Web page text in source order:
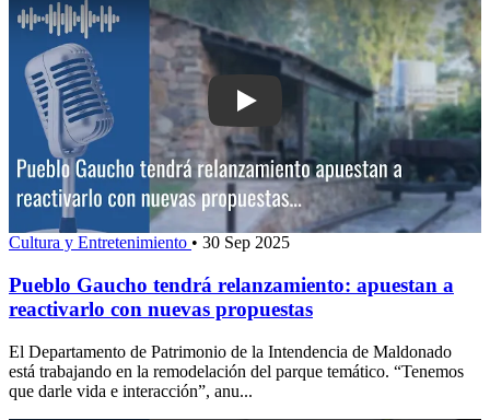
Play: Pueblo Gaucho tendrá
Cultura y Entretenimiento • 30 Sep 2025
Pueblo Gaucho tendrá relanzamiento: apuestan a
reactivarlo con nuevas propuestas
El Departamento de Patrimonio de la Intendencia de Maldonado
está trabajando en la remodelación del parque temático. “Tenemos
que darle vida e interacción”, anu...